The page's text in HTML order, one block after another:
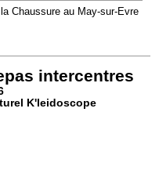
Chaussure au May-sur-Evre
intercentres
K'leidoscope